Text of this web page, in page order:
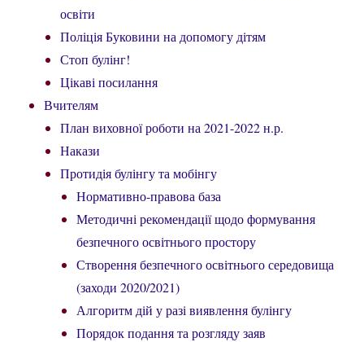
освіти
Поліція Буковини на допомогу дітям
Стоп булінг!
Цікаві посилання
Вчителям
План виховної роботи на 2021-2022 н.р.
Накази
Протидія булінгу та мобінгу
Нормативно-правова база
Методичні рекомендації щодо формування
безпечного освітнього простору
Створення безпечного освітнього середовища
(заходи 2020/2021)
Алгоритм дій у разі виявлення булінгу
Порядок подання та розгляду заяв